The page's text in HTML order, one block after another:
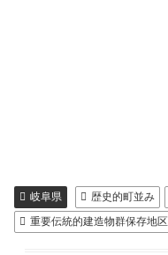
岐阜県 歴史的町並み
重要伝統的建造物群保存地区